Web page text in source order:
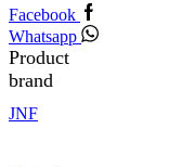
Facebook
Whatsapp
Product
brand
JNF